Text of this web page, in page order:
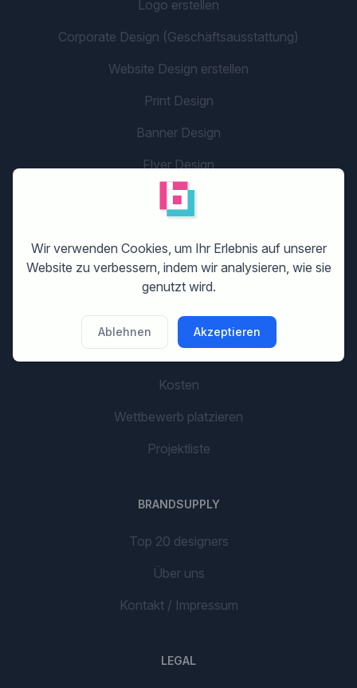
Logo erstellen
Corporate Design (Geschäftsausstattung)
Website Design erstellen
Print Design
Banner Design
Flyer Design
Grafikdesign
Social Media/App Design
LOS GEHT'S
AI Branding
Kosten
Wettbewerb platzieren
Projektliste
BRANDSUPPLY
Top 20 designers
Über uns
Kontakt / Impressum
LEGAL
Wir verwenden Cookies, um Ihr Erlebnis auf unserer
Website zu verbessern, indem wir analysieren, wie sie
genutzt wird.
Ablehnen Akzeptieren